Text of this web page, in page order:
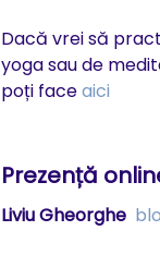
Dacă vrei să
yoga sau de
poți faceaici
Prezență
Liviu Gheorghe